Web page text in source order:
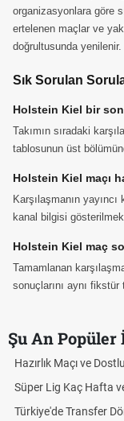
organizasyonlara göre
ertelenen maçlar ve
doğrultusunda yenilenir.
Sık Sorulan
Holstein Kiel bir
Takımın sıradaki
tablosunun üst
Holstein Kiel maçı
Karşılaşmanın
kanal bilgisi
Holstein Kiel maç
Tamamlanan
sonuçlarını aynı
Şu An
Puan Durumunda
Skor Ne Demek?
Futbol Nasıl